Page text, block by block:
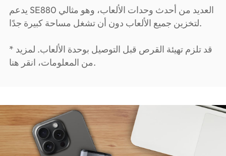
يدعم SE880 العديد من أحدث وحدات الألعاب، وهو مثالي
لتخزين جميع الألعاب دون أن تشغل مساحة كبيرة جدًا.
* قد تلزم تهيئة القرص قبل التوصيل بوحدة الألعاب. لمزيد
من المعلومات، انقر هنا.